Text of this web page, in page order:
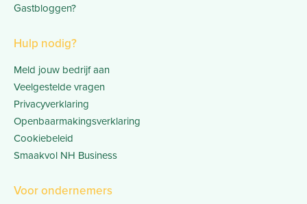
Gastbloggen?
Hulp nodig?
Meld jouw bedrijf aan
Veelgestelde vragen
Privacyverklaring
Openbaarmakingsverklaring
Cookiebeleid
Smaakvol NH Business
Voor ondernemers